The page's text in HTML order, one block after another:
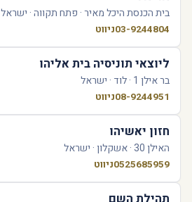
בית הכנסת היכל מאיר · פתח תקווה · ישראל
03-9244804ניווט
ליוצאי תוניסיה בית אליהו
בר אילן 1 · לוד · ישראל
08-9244951ניווט
חזון יאשיהו
האילן 30 · אשקלון · ישראל
0525685959ניווט